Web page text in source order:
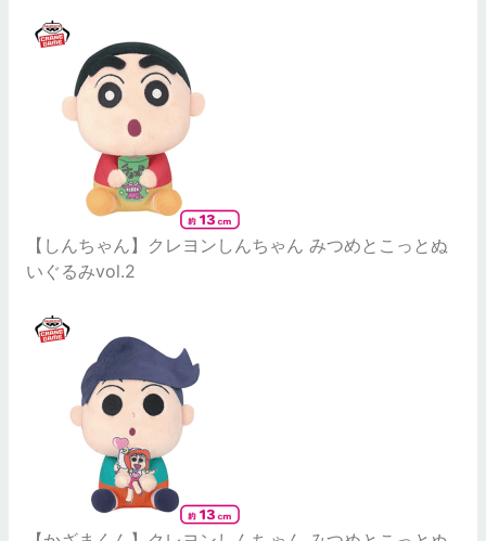
【しんちゃん】クレヨンしんちゃん みつめとこっとぬ
いぐるみvol.2